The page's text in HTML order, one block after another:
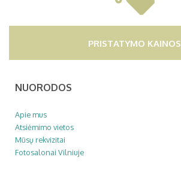
PRISTATYMO KAINOS
NUORODOS
Apie mus
Atsiėmimo vietos
Mūsų rekvizitai
Fotosalonai Vilniuje